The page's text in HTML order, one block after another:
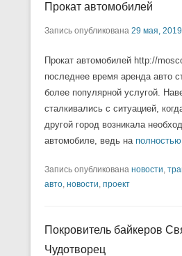
Прокат автомобилей
Запись опубликована 29 мая, 2019
Прокат автомобилей http://
последнее время аренда авто
более популярной услугой.
сталкивались с ситуацией,
другой город возникала
автомобиле, ведь на
Запись опубликована новости,
авто, новости, проект
Покровитель байкеров
Чудотворец